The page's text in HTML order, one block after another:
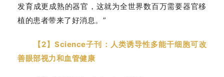
发育成更成熟的器官，这就为全世界数百万需要器官移
植的患者带来了好消息。”
【2】Science子刊：人类诱导性多能干细胞可改
善眼部视力和血管健康